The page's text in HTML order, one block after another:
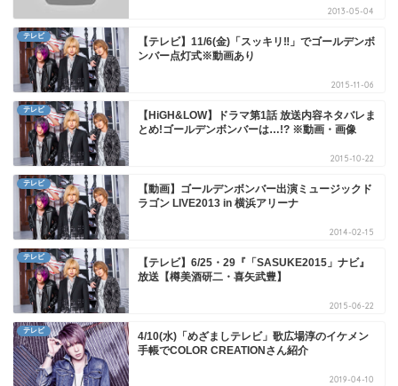
2013-05-04
テレビ
【テレビ】11/6(金)「スッキリ‼」でゴールデンボ
ンバー点灯式※動画あり
2015-11-06
テレビ
【HiGH&LOW】ドラマ第1話 放送内容ネタバレま
とめ!ゴールデンボンバーは…!? ※動画・画像
2015-10-22
テレビ
【動画】ゴールデンボンバー出演ミュージックド
ラゴン LIVE2013 in 横浜アリーナ
2014-02-15
テレビ
【テレビ】6/25・29『「SASUKE2015」ナビ』
放送【樽美酒研二・喜矢武豊】
2015-06-22
テレビ
4/10(水)「めざましテレビ」歌広場淳のイケメン
手帳でCOLOR CREATIONさん紹介
2019-04-10